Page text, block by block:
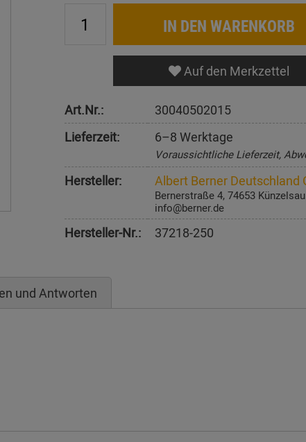
IN DEN WARENKORB
Auf den Merkzettel
Art.Nr.:
30040502015
Lieferzeit:
6–8 Werktage
Voraussichtliche Lieferzeit,
Hersteller: Albert Berner Deutschland
Bernerstraße 4, 74653 Künzelsau
info@berner.de
Hersteller-Nr.: 37218-250
und Antworten